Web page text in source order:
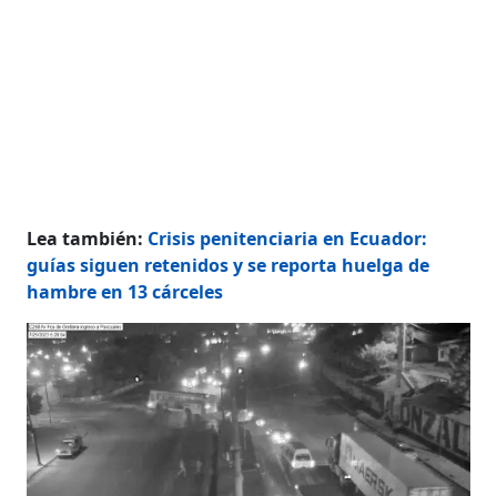
Lea también: Crisis penitenciaria en Ecuador:
guías siguen retenidos y se reporta huelga de
hambre en 13 cárceles